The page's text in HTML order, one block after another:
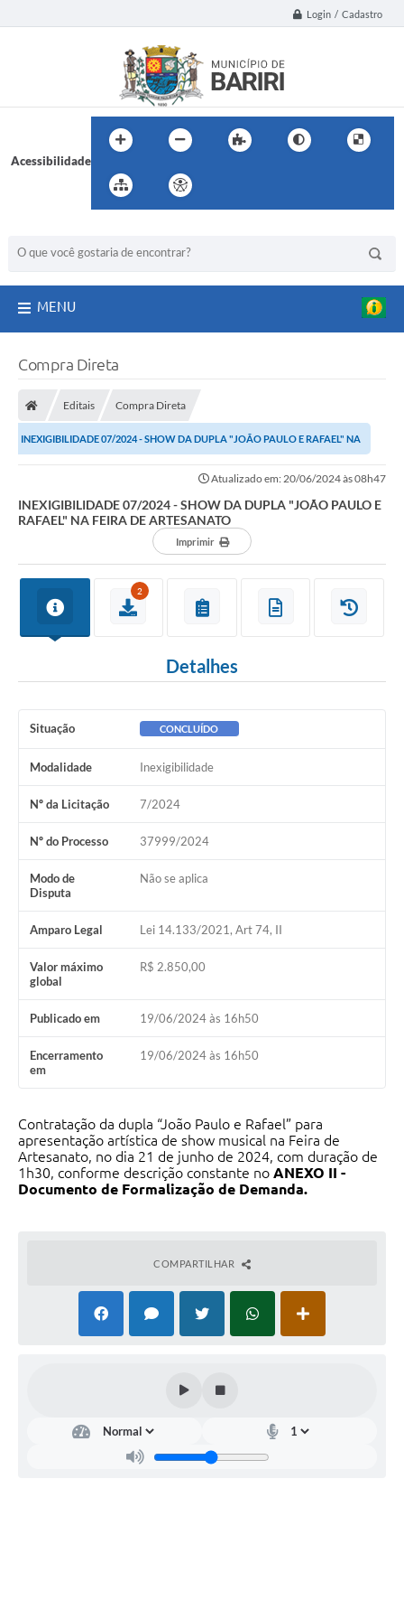
Login / Cadastro
Acessibilidade
MENU
Compra Direta
Editais Compra Direta
INEXIGIBILIDADE 07/2024 - SHOW DA DUPLA "JOÃO PAULO E RAFAEL" NA
Atualizado em: 20/06/2024 às 08h47
INEXIGIBILIDADE 07/2024 - SHOW DA DUPLA "JOÃO PAULO E
RAFAEL" NA FEIRA DE ARTESANATO
Imprimir
2
Detalhes
Situação CONCLUÍDO
Modalidade Inexigibilidade
Nº da Licitação 7/2024
Nº do Processo 37999/2024
Modo de
Disputa
Não se aplica
Amparo Legal Lei 14.133/2021, Art 74, II
Valor máximo
global
R$ 2.850,00
Publicado em 19/06/2024 às 16h50
Encerramento
em
19/06/2024 às 16h50
Contratação da dupla “João Paulo e Rafael” para
apresentação artística de show musical na Feira de
Artesanato, no dia 21 de junho de 2024, com duração de
1h30, conforme descrição constante no ANEXO II -
Documento de Formalização de Demanda.
COMPARTILHAR